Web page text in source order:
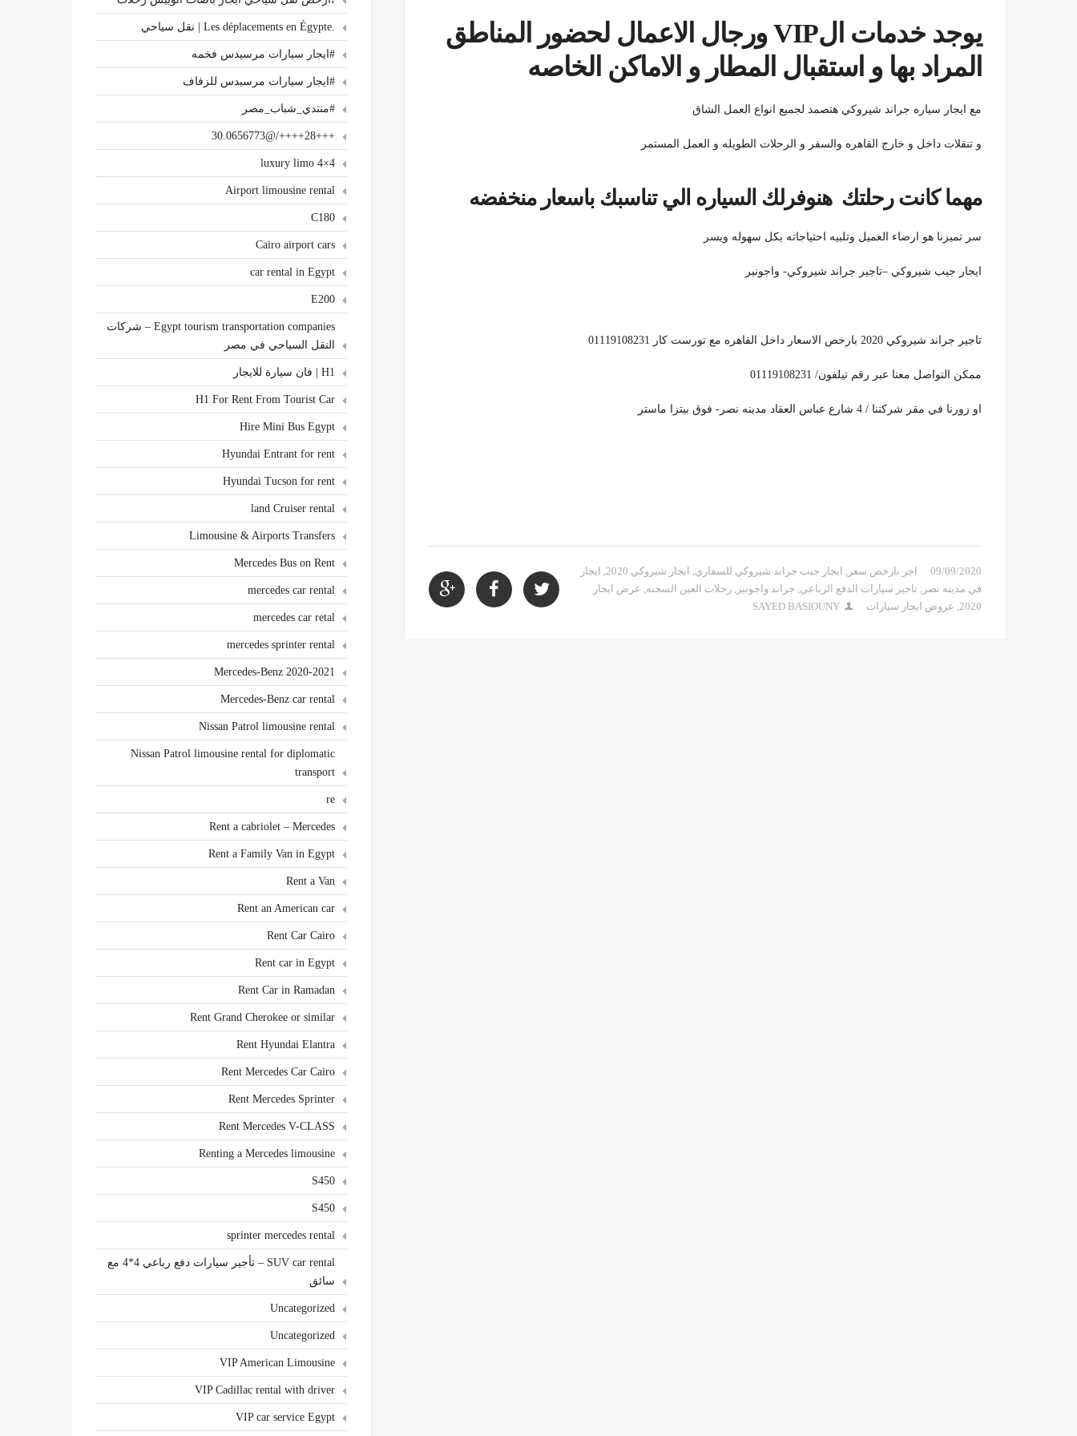
يوجد خدمات الVIP ورجال الاعمال لحضور المناطق
المراد بها و استقبال المطار و الاماكن الخاصه
مع ايجار سياره جراند شيروكي هتصمد لجميع انواع العمل الشاق
و تنقلات داخل و خارج القاهره والسفر و الرحلات الطويله و العمل المستمر
مهما كانت رحلتك هنوفرلك السياره الي تناسبك باسعار منخفضه
سر تميزنا هو ارضاء العميل وتلبيه احتياجاته بكل سهوله ويسر
ايجار جيب شيروكي –تاجير جراند شيروكي- واجونير
تاجير جراند شيروكي 2020 بارخص الاسعار داخل القاهره مع تورست كار 01119108231
ممكن التواصل معنا عبر رقم تيلفون/ 01119108231
او زورنا في مقر شركتنا / 4 شارع عباس العقاد مدينه نصر- فوق بيتزا ماستر
09/09/2020 اجر بارخص سعر , ايجار جيب جراند شيروكي للسفاري, ايجار شيروكي 2020 , ايجار
في مدينه نصر , تاجير سيارات الدفع الرباعي, جراند واجونير , رحلات العين السخنه, عرض ايجار
2020
, عروض ايجار سيارات SAYED BASIOUNY
.Les déplacements en Égypte | نقل سياحي
#ايجار سيارات مرسيدس فخمه
#ايجار سيارات مرسيدس للزفاف
#منتدي_شباب_مصر
+++28++++/@30.0656773
4×4 luxury limo
Airport limousine rental
C180
Cairo airport cars
car rental in Egypt
E200
Egypt tourism transportation companies – شركات
النقل السياحي في مصر
H1 | فان سيارة للايجار
H1 For Rent From Tourist Car
Hire Mini Bus Egypt
Hyundai Entrant for rent
Hyundai Tucson for rent
land Cruiser rental
Limousine & Airports Transfers
Mercedes Bus on Rent
mercedes car rental
mercedes car retal
mercedes sprinter rental
Mercedes-Benz 2020-2021
Mercedes-Benz car rental
Nissan Patrol limousine rental
Nissan Patrol limousine rental for diplomatic
transport
re
Rent a cabriolet – Mercedes
Rent a Family Van in Egypt
Rent a Van
Rent an American car
Rent Car Cairo
Rent car in Egypt
Rent Car in Ramadan
Rent Grand Cherokee or similar
Rent Hyundai Elantra
Rent Mercedes Car Cairo
Rent Mercedes Sprinter
Rent Mercedes V-CLASS
Renting a Mercedes limousine
S450
S450
sprinter mercedes rental
SUV car rental – تأجير سيارات دفع رباعي 4*4 مع
سائق
Uncategorized
Uncategorized
VIP American Limousine
VIP Cadillac rental with driver
VIP car service Egypt